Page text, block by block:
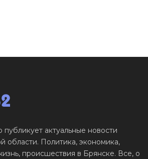
публикует актуальные новости
области. Политика, экономика,
происшествия в Брянске. Все, о